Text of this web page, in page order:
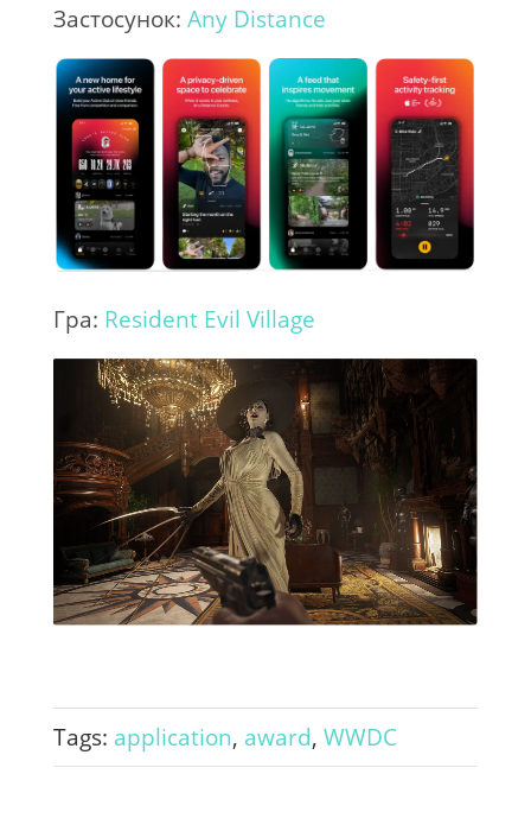
Застосунок: Any Distance
Гра: Resident Evil Village
Tags: application, award, WWDC